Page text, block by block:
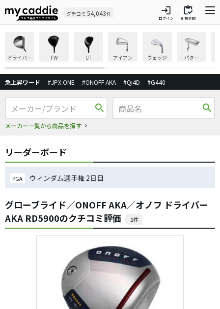
クチコミ 54,043件 login
ログイン
inventory
新規登録
ドライバー FW UT アイアン ウェッジ パター
急上昇ワード #JPX ONE #ONOFF AKA #Qi4D #G440
search
メーカー一覧から商品を探す
search
リーダーボード
PGA ウィンダム選手権 2日目
グローブライド／ONOFF AKA／オノフ ドライバー
AKA RD5900のクチコミ評価
1件